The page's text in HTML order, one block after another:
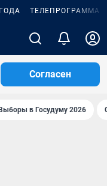
ТЕЛЕПРОГРАММА
Согласен
Выборы в Госудуму 2026